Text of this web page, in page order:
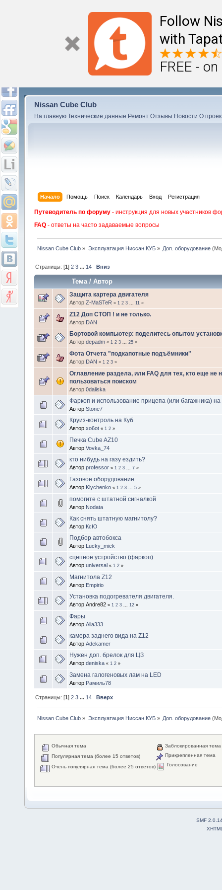
Follow
with
FREE -
Nissan Cube Club
На главную Технические данные Ремонт Отзывы Новости О
Начало Помощь Поиск Календарь Вход Регистрация
Путеводитель по форуму - инструкция для новых участников
FAQ - ответы на часто задаваемые вопросы
Nissan Cube Club » Эксплуатация Ниссан КУБ» Доп. оборудование
Страницы: [1]2 3 ... 14 Вниз
Тема/Автор
Защита картера двигателя
Автор Z-MaSTeR « 1 2 3 11 »
Z12 Доп СТОП ! и не только.
Автор DAN
Бортовой компьютер: поделитесь опытом
Автор depadm « 1 2 3 25 »
Фота Отчета "подкапотные подъёмники"
Автор DAN « 1 2 3 »
Оглавление раздела, или FAQ для тех, кто еще не
пользоваться поиском
Автор 0daliska
Фаркоп и использование прицепа (или багажника)
Автор Stone7
Круиз-контроль на Куб
Автор xo6ot « 1 2 »
Печка Cube AZ10
Автор Vovka_74
кто нибудь на газу ездить?
Автор professor « 1 2 3 7 »
Газовое оборудование
Автор Klychenko « 1 2 3 5 »
помогите с штатной сигналкой
Автор Nodata
Как снять штатную магнитолу?
Автор КсЮ
Подбор автобокса
Автор Lucky_mick
сцепное устройство (фаркоп)
Автор universal « 1 2 »
Магнитола Z12
Автор Empirio
Установка подогревателя двигателя.
Автор Andre82 « 1 2 3 12 »
Фары
Автор Alla333
камера заднего вида на Z12
Автор Adekamer
Нужен доп. брелок для ЦЗ
Автор deniska « 1 2 »
Замена галогеновых лам на LED
Автор Рамиль78
Страницы: [1]2 3 ... 14 Вверх
Nissan Cube Club » Эксплуатация Ниссан КУБ» Доп. оборудование
Обычная тема
Популярная тема (более 15 ответов)
Очень популярная тема (более 25 ответов)
Заблокированная тема
Прикрепленная тема
Голосование
SMF